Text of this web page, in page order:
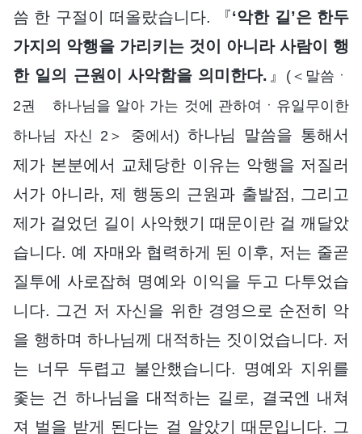
씀 한 구절이 떠올랐습니다. 『‘악한 길’은 한두
가지의 악행을 가리키는 것이 아니라 사람이 행
한 일의 근원이 사악함을 의미한다. 』 (＜말씀ㆍ
2권 하나님을 알아 가는 것에 관하여ㆍ유일무이한
하나님 자신 2＞ 중에서) 하나님 말씀을 통해서
제가 본분에서 교체당한 이유는 악행을 저질러
서가 아니라, 제 행동의 근원과 출발점, 그리고
제가 걸었던 길이 사악했기 때문이란 걸 깨달았
습니다. 예 자매와 협력하게 된 이후, 저는 줄곧
질투에 사로잡혀 명예와 이익을 두고 다투었습
니다. 그건 저 자신을 위한 경영으로 순전히 악
을 행하며 하나님께 대적하는 짓이었습니다. 저
는 너무 두렵고 불안했습니다. 명예와 지위를
좇는 건 하나님을 대적하는 길로, 결국엔 내쳐
져 벌을 받게 된다는 걸 알았기 때문입니다. 그